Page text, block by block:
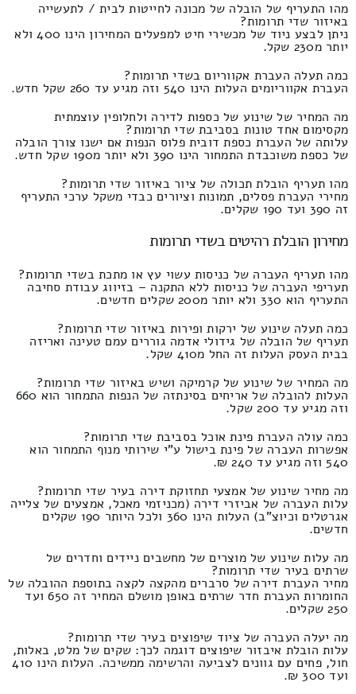
מהו התעריף של הובלה של מכונה לחייטות לבית / לתעשייה
באיזור שדי תרומות?
ניתן לבצע ניוד של מכשירי חיט למפעלים המחירון הינו 400 ולא
יותר מ230 שקל.
כמה תעלה העברת אקווריום בשדי תרומות?
העברת אקווריומים העלות הינו 540 וזה מגיע עד 260 שקל חדש.
מה המחיר של שינוע של כספות לדירה ולחלופין עוצמתית
מקסימום אחד טונות בסביבת שדי תרומות?
עלותה של העברת כספת דובית פלוס הנפות אם ישנו צורך הובלה
של כספת משוכבדת התמחור הינו 390 ולא יותר מ190 שקל חדש.
מהו תעריף הובלת תכולה של ציור באיזור שדי תרומות?
מחירי העברת פסלים, תמונות וציורים כבדי משקל ערכי התעריף
זה 390 ועד 190 שקלים.
מחירון הובלת רהיטים בשדי תרומות
מהו תעריף העברה של כניסות עשוי עץ או מתכת בשדי תרומות?
תעריפי העברה של כניסות ללא התקנה – בזיווג עבודת סחיבה
התעריף הוא 330 ולא יותר מ200 שקלים חדשים.
כמה תעלה שינוע של ירקות ופירות באיזור שדי תרומות?
תעריף של הובלה של גידולי אדמה גוררים עמם טעינה ואריזה
בבית העסק העלות זה החל מ410 שקל.
מה המחיר של שינוע של קרמיקה ושיש באיזור שדי תרומות?
העלות להובלה של אריחים בסינתזה של הנפות התמחור הוא 660
וזה מגיע עד 200 שקל.
כמה עולה העברת פינת אוכל בסביבת שדי תרומות?
אפשרות העברה של פינת בישול ע"י שירותי מנוף התמחור הוא
540 וזה מגיע עד 240 ₪.
מה מחיר שינוע של אמצעי תחזוקת דירה בעיר שדי תרומות?
עלות העברה של אביזרי דירה (מכניזמי מאכל, אמצעים של צלייה
אגרטלים וכיוצ"ב) העלות הינו 360 ולכל היותר 190 שקלים
חדשים.
מה עלות שינוע של מוצרים של מחשבים ניידים וחדרים של
שרתים בעיר שדי תרומות?
מחיר העברת דירה של סרברים מהקצה לקצה בתוספת ההובלה של
החומרות העברת חדר שרתים באופן מושלם המחיר זה 650 ועד
250 שקלים.
מה יעלה העברה של ציוד שיפוצים בעיר שדי תרומות?
עלות הובלת איבזור שיפוצים דוגמה לכך: שקים של מלט, באלות,
חול, פחים עם גוונים לצביעה והרשימה ממשיכה. העלות הינו 410
ועד 300 ₪.